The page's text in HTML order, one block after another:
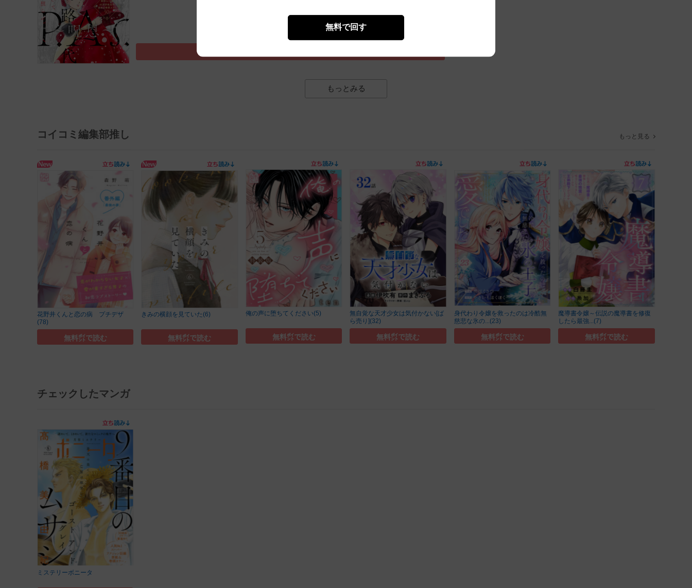
もっとみる
コイコミ編集部推し もっと見る
花野井くんと恋の病 プチデザ
(78)
無料㌽で読む
きみの横顔を見ていた(6)
無料㌽で読む
俺の声に堕ちてください(5)
無料㌽で読む
無自覚な天才少女は気付かない[ば
ら売り](32)
無料㌽で読む
身代わり令嬢を救ったのは冷酷無
慈悲な氷の...(23)
無料㌽で読む
魔導書令嬢～伝説の魔導書を修復
したら最強...(7)
無料㌽で読む
チェックしたマンガ
ミステリーボニータ
無料で回す